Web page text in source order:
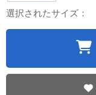
選択されたサイズ：